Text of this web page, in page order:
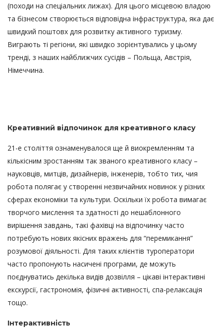
(походи на спеціальних лижах). Для цього місцевою владою
та бізнесом створюється відповідна інфраструктура, яка дає
швидкий поштовх для розвитку активного туризму.
Виграють ті регіони, які швидко зорієнтувались у цьому
тренді, з наших найближчих сусідів – Польща, Австрія,
Німеччина.
Креативний відпочинок для креативного класу
21-е століття ознаменувалося ще й виокремленням та
кількісним зростанням так званого креативного класу –
науковців, митців, дизайнерів, інженерів, тобто тих, чия
робота полягає у створенні незвичайних новинок у різних
сферах економіки та культури. Оскільки їх робота вимагає
творчого мислення та здатності до нешаблонного
вирішення завдань, такі фахівці на відпочинку часто
потребують нових якісних вражень для “перемикання”
розумової діяльності. Для таких клієнтів туроператори
часто пропонують насичені програми, де можуть
поєднуватись декілька видів дозвілля – цікаві інтерактивні
екскурсії, гастрономія, фізичні активності, спа-релаксація
тощо.
Інтерактивність